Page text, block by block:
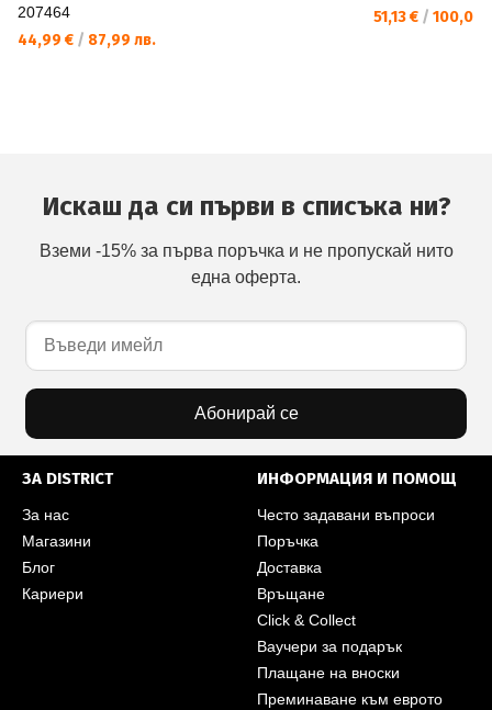
207464
44,99 € / 87,99 лв.
51,13 € / 100,00
Искаш да си първи в списъка ни?
Вземи -15% за първа поръчка и не пропускай нито
една оферта.
Абонирай се
ЗА DISTRICT
За нас
Магазини
Блог
Кариери
ИНФОРМАЦИЯ И ПОМОЩ
Често задавани въпроси
Поръчка
Доставка
Връщане
Click & Collect
Ваучери за подарък
Плащане на вноски
Преминаване към еврото